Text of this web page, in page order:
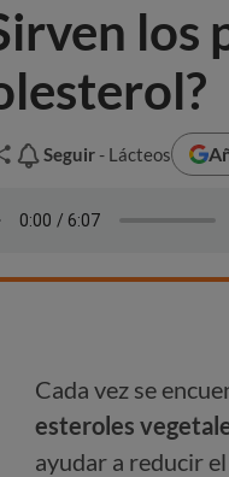
los
Seguir
Seguir - Lácteos
Cada vez se
esteroles
ayudar a reducir